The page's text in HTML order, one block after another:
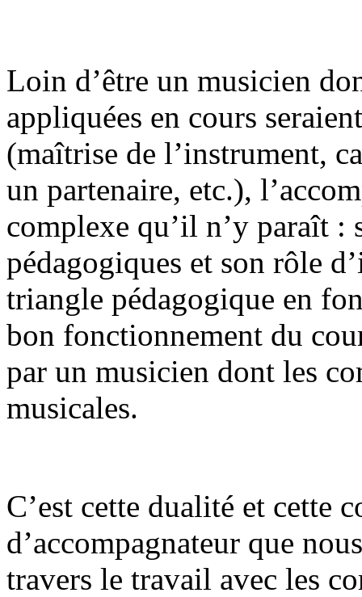
Loin d’être un musicien
appliquées en cours
(maîtrise de l’instrument,
un partenaire, etc.),
complexe qu’il n’y paraît :
pédagogiques et son rôle
triangle pédagogique en
bon fonctionnement du
par un musicien dont les
musicales.
C’est cette dualité et cette
d’accompagnateur que
travers le travail avec les